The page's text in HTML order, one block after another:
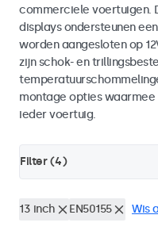
commerciele voertuigen.
displays ondersteunen
worden aangesloten op
zijn schok- en
montage opties waarmee
ieder voertuig.
Filter (4)
13 inch EN50155 Wis